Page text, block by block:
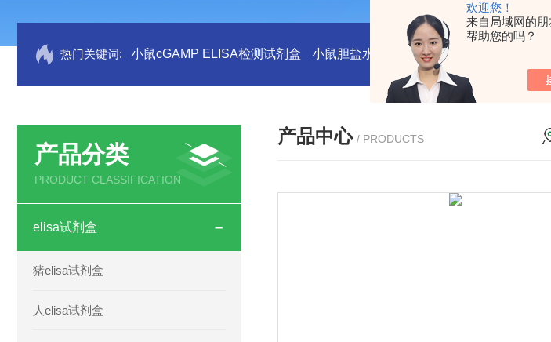
欢迎您！
来自局域网的
帮助您的吗？
热门关键词: 小鼠cGAMP ELISA检测试剂盒 小鼠胆盐水解酶(BSH)ELISA试剂盒
产品分类
PRODUCT CLASSIFICATION
elisa试剂盒
猪elisa试剂盒
人elisa试剂盒
产品中心 / PRODUCTS